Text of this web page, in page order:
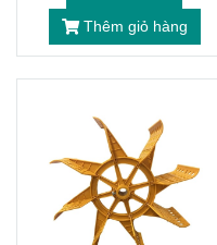
Thêm giỏ hàng